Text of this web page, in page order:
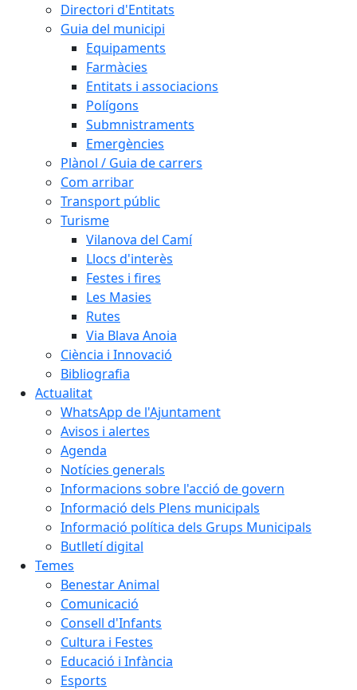
Directori d'Entitats
Guia del municipi
Equipaments
Farmàcies
Entitats i associacions
Polígons
Submnistraments
Emergències
Plànol / Guia de carrers
Com arribar
Transport públic
Turisme
Vilanova del Camí
Llocs d'interès
Festes i fires
Les Masies
Rutes
Via Blava Anoia
Ciència i Innovació
Bibliografia
Actualitat
WhatsApp de l'Ajuntament
Avisos i alertes
Agenda
Notícies generals
Informacions sobre l'acció de govern
Informació dels Plens municipals
Informació política dels Grups Municipals
Butlletí digital
Temes
Benestar Animal
Comunicació
Consell d'Infants
Cultura i Festes
Educació i Infància
Esports